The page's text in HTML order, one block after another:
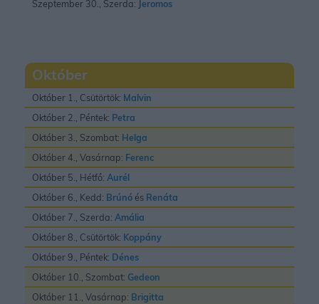
Szeptember 30., Szerda: Jeromos
Október
Október 1., Csütörtök: Malvin
Október 2., Péntek: Petra
Október 3., Szombat: Helga
Október 4., Vasárnap: Ferenc
Október 5., Hétfő: Aurél
Október 6., Kedd: Brúnó és Renáta
Október 7., Szerda: Amália
Október 8., Csütörtök: Koppány
Október 9., Péntek: Dénes
Október 10., Szombat: Gedeon
Október 11., Vasárnap: Brigitta